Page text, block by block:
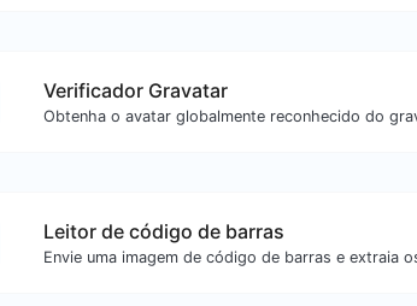
Verificador Gravatar
Leitor de código de barras